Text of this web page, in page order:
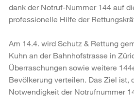
dank der Notruf-Nummer 144 auf
professionelle Hilfe der
Am 14.4. wird Schutz & Rettung
Kuhn an der Bahnhofstrasse in
Überraschungen sowie weitere
Bevölkerung verteilen. Das Ziel ist,
Notwendigkeit der Notrufnummer